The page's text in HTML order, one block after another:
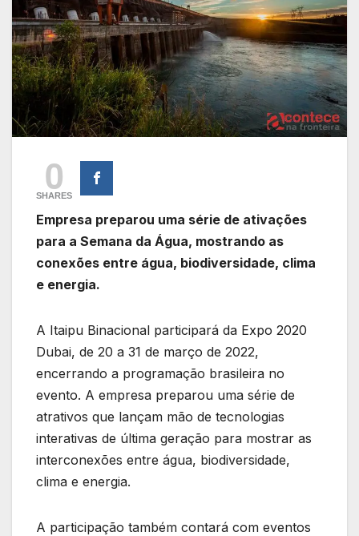
0
SHARES
Empresa preparou uma série de ativações
para a Semana da Água, mostrando as
conexões entre água, biodiversidade, clima
e energia.
A Itaipu Binacional participará da Expo 2020
Dubai, de 20 a 31 de março de 2022,
encerrando a programação brasileira no
evento. A empresa preparou uma série de
atrativos que lançam mão de tecnologias
interativas de última geração para mostrar as
interconexões entre água, biodiversidade,
clima e energia.
A participação também contará com eventos